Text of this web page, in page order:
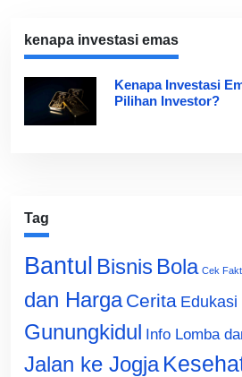
kenapa investasi emas
Kenapa Investasi
Pilihan Investor?
Tag
Bantul Bisnis Bola Cek
dan Harga Cerita Edukasi
Gunungkidul Info Lomba
Jalan ke Jogja